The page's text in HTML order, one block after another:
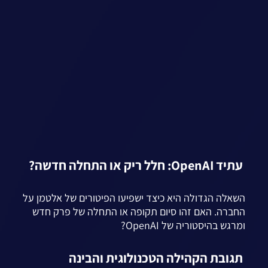
עתיד OpenAI: חלל ריק או התחלה חדשה?
השאלה הגדולה היא כיצד ישפיעו הפיטורים של אלטמן על
החברה. האם זהו סיום תקופה או התחלה של פרק חדש
ומרגש בהיסטוריה של OpenAI?
תגובת הקהילה הטכנולוגית והבינה